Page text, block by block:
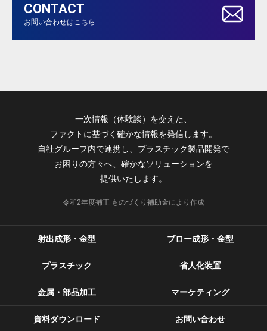
CONTACT
お問い合わせはこちら
一次情報（体験談）を交えた、
ファクトに基づく確かな情報を発信します。
自社グループ内で連携し、プラスチック製品開発で
お困りの方々へ、確かなソリューションを
提供いたします。
令和2年度補正 ものづくり補助金により作成
射出成形・金型 ブロー成形・金型
プラスチック 省人化装置
金属・部品加工 マーケティング
資料ダウンロード お問い合わせ